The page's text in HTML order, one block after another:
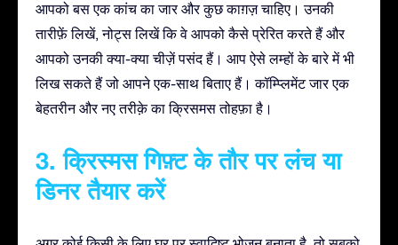
आपको बस एक कांच का जार और कुछ काग़ज़ चाहिए। उनकी
तारीफ़ें लिखें, नोट्स लिखें कि वे आपको कैसे प्रेरित करते हैं और
आपको उनकी क्या-क्या चीज़ें पसंद हैं। आप ऐसे लम्हों के बारे में भी
लिख सकते हैं जो आपने एक-साथ बिताए हैं। कॉम्प्लिमेंट जार एक
बेहतरीन और नए तरीक़े का क्रिसमस तोहफ़ा है।
3. क्रिस्मस गिफ़्ट के तौर पर लंच या
डिनर तैयार करें